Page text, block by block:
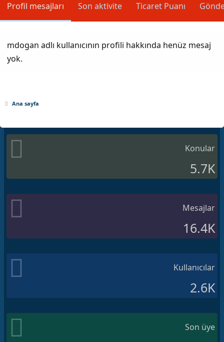
Profil mesajları Son aktivite Ticaret Puanı
mdogan adlı kullanıcının profili hakkında henüz mesaj
yok.
Ana sayfa
Konular
5.7K
Mesajlar
16.4K
Kullanıcılar
2.6K
Son üye